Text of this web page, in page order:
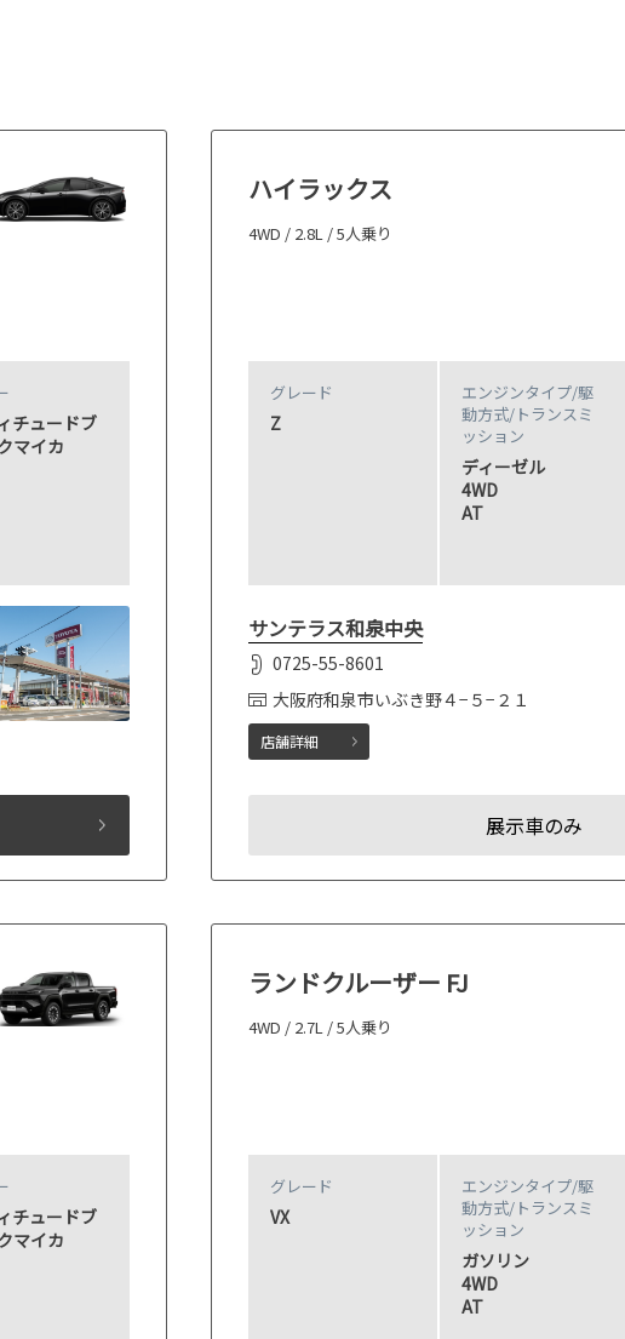
チュードブ
マイカ
ハイラックス
4WD / 2.8L / 5人乗り
グレード
Z
エンジンタイプ/駆
動方式/ トランスミ
ッション
ディーゼル
4WD
AT
サンテラス和泉中央
0725-55-8601
大阪府和泉市いぶき野４−５−２１
店舗詳細
展示車のみ
チュードブ
マイカ
ランドクルーザー FJ
4WD / 2.7L / 5人乗り
グレード
VX
エンジンタイプ/駆
動方式/ トランスミ
ッション
ガソリン
4WD
AT